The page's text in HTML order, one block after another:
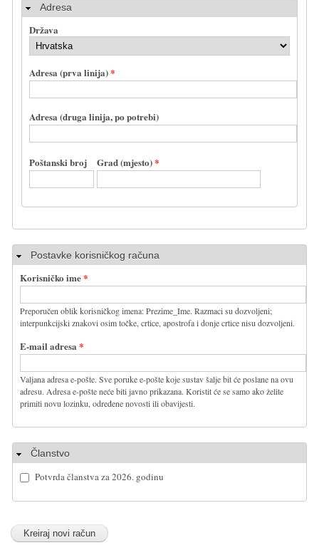
Adresa
Država
Adresa (prva linija)*
Adresa (druga linija, po potrebi)
Poštanski broj Grad (mjesto)*
SakrijPostavke korisničkog računa
Korisničko ime*
Preporučen oblik korisničkog imena: Prezime_Ime. Razmaci su dozvoljeni;
interpunkcijski znakovi osim točke, crtice, apostrofa i donje crtice nisu dozvoljeni.
E-mail adresa *
Valjana adresa e-pošte. Sve poruke e-pošte koje sustav šalje bit će poslane na ovu
adresu. Adresa e-pošte neće biti javno prikazana. Koristit će se samo ako želite
primiti novu lozinku, određene novosti ili obavijesti.
Sakrij
Članstvo
Potvrda članstva za 2026. godinu